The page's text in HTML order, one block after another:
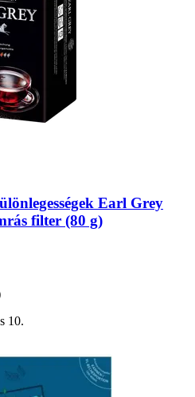
Earl Grey
filter (80 g)
10.